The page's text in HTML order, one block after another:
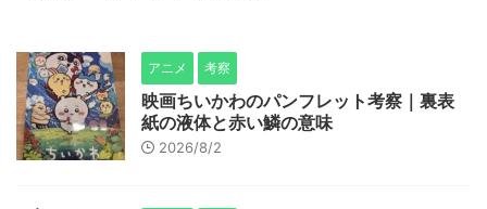
アニメ 考察
映画ちいかわのパンフレット考察｜裏表
紙の液体と赤い鱗の意味
2026/8/2